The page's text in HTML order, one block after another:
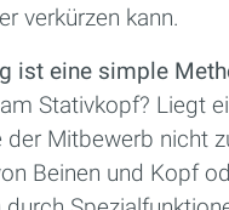
verkürzen kann.
ist eine simple
Stativkopf? Liegt
der Mitbewerb nicht
Beinen und Kopf